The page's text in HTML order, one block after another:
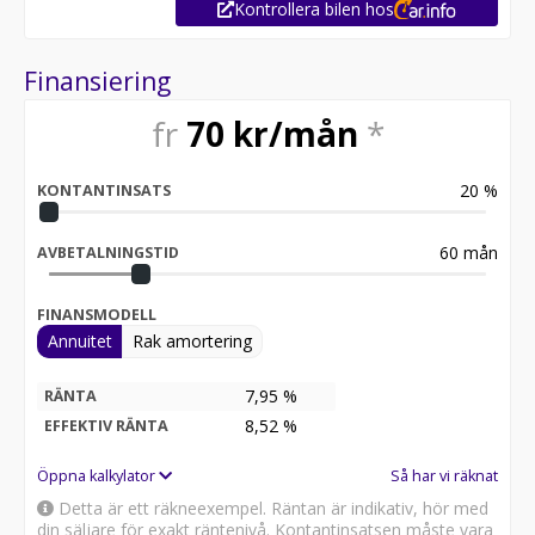
Vi byter in din gamla bil. Vi finansierar köpet av din nya
City.
Ni hittar oss även på www.facebook.com/aftenbil
Kontrollera bilen hos
Finansiering
fr 70 kr/mån *
KONTANTINSATS 20 %
AVBETALNINGSTID 60 mån
FINANSMODELL
Annuitet Rak amortering
RÄNTA 7,95 %
EFFEKTIV RÄNTA 8,52 %
Öppna kalkylator Så har vi räknat
Detta är ett räkneexempel. Räntan är indikativ, hör med
din säljare för exakt räntenivå. Kontantinsatsen måste vara